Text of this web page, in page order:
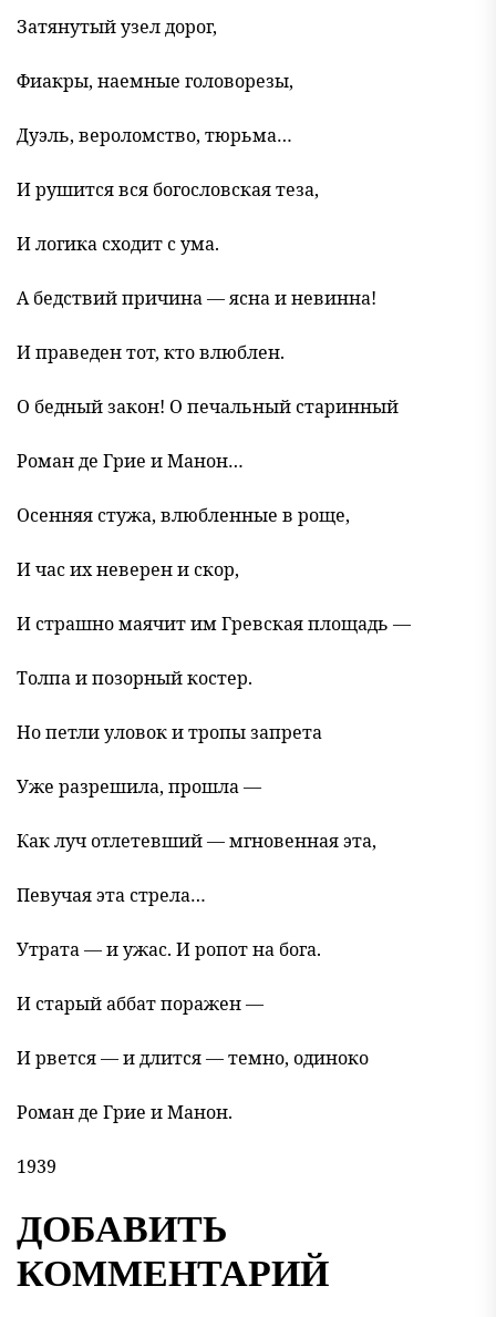
Затянутый узел дорог,
Фиакры, наемные головорезы,
Дуэль, вероломство, тюрьма…
И рушится вся богословская теза,
И логика сходит с ума.
А бедствий причина — ясна и невинна!
И праведен тот, кто влюблен.
О бедный закон! О печальный старинный
Роман де Грие и Манон…
Осенняя стужа, влюбленные в роще,
И час их неверен и скор,
И страшно маячит им Гревская площадь —
Толпа и позорный костер.
Но петли уловок и тропы запрета
Уже разрешила, прошла —
Как луч отлетевший — мгновенная эта,
Певучая эта стрела…
Утрата — и ужас. И ропот на бога.
И старый аббат поражен —
И рвется — и длится — темно, одиноко
Роман де Грие и Манон.
1939
ДОБАВИТЬ
КОММЕНТАРИЙ